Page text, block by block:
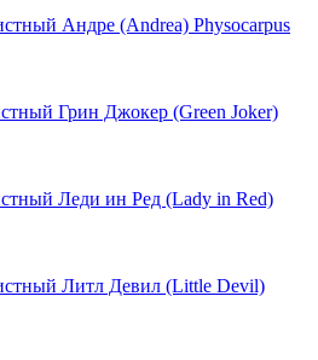
Андре (Andrea) Physocarpus
Грин Джокер (Green Joker)
Леди ин Ред (Lady in Red)
Литл Девил (Little Devil)